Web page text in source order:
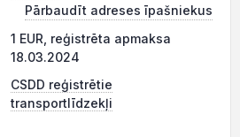
Pārbaudīt adreses īpašniekus
1 EUR, reģistrēta apmaksa
18.03.2024
CSDD reģistrētie
transportlīdzekļi